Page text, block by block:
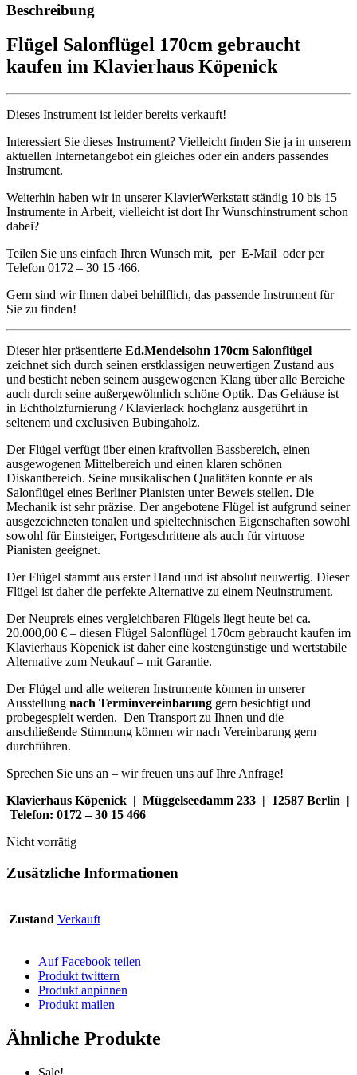
Beschreibung
Flügel Salonflügel 170cm gebraucht
kaufen im Klavierhaus Köpenick
Dieses Instrument ist leider bereits verkauft!
Interessiert Sie dieses Instrument? Vielleicht finden Sie ja in unserem
aktuellen Internetangebot ein gleiches oder ein anders passendes
Instrument.
Weiterhin haben wir in unserer KlavierWerkstatt ständig 10 bis 15
Instrumente in Arbeit, vielleicht ist dort Ihr Wunschinstrument schon
dabei?
Teilen Sie uns einfach Ihren Wunsch mit, per E-Mail oder per
Telefon 0172 – 30 15 466.
Gern sind wir Ihnen dabei behilflich, das passende Instrument für
Sie zu finden!
Dieser hier präsentierte Ed.Mendelsohn 170cm Salonflügel
zeichnet sich durch seinen erstklassigen neuwertigen Zustand aus
und besticht neben seinem ausgewogenen Klang über alle Bereiche
auch durch seine außergewöhnlich schöne Optik. Das Gehäuse ist
in Echtholzfurnierung / Klavierlack hochglanz ausgeführt in
seltenem und exclusiven Bubingaholz.
Der Flügel verfügt über einen kraftvollen Bassbereich, einen
ausgewogenen Mittelbereich und einen klaren schönen
Diskantbereich. Seine musikalischen Qualitäten konnte er als
Salonflügel eines Berliner Pianisten unter Beweis stellen. Die
Mechanik ist sehr präzise. Der angebotene Flügel ist aufgrund seiner
ausgezeichneten tonalen und spieltechnischen Eigenschaften sowohl
sowohl für Einsteiger, Fortgeschrittene als auch für virtuose
Pianisten geeignet.
Der Flügel stammt aus erster Hand und ist absolut neuwertig. Dieser
Flügel ist daher die perfekte Alternative zu einem Neuinstrument.
Der Neupreis eines vergleichbaren Flügels liegt heute bei ca.
20.000,00 € – diesen Flügel Salonflügel 170cm gebraucht kaufen im
Klavierhaus Köpenick ist daher eine kostengünstige und wertstabile
Alternative zum Neukauf – mit Garantie.
Der Flügel und alle weiteren Instrumente können in unserer
Ausstellung nach Terminvereinbarung gern besichtigt und
probegespielt werden. Den Transport zu Ihnen und die
anschließende Stimmung können wir nach Vereinbarung gern
durchführen.
Sprechen Sie uns an – wir freuen uns auf Ihre Anfrage!
Klavierhaus Köpenick | Müggelseedamm 233 | 12587 Berlin |
Telefon: 0172 – 30 15 466
Nicht vorrätig
Zusätzliche Informationen
Zustand Verkauft
Auf Facebook teilen
Produkt twittern
Produkt anpinnen
Produkt mailen
Ähnliche Produkte
Sale!